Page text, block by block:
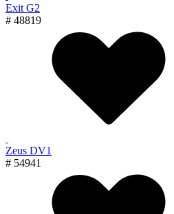
Exit G2
# 48819
Zeus DV1
# 54941